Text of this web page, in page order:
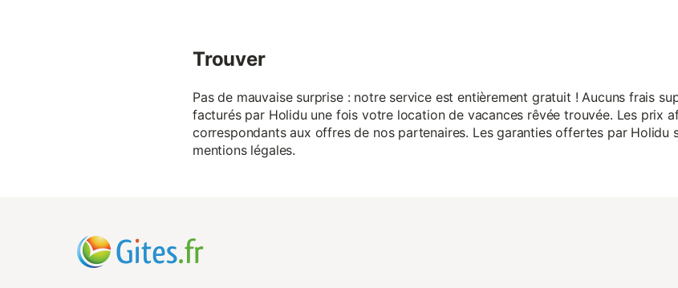
Trouver
Pas de mauvaise surprise : notre service est entièrement gratuit ! Aucuns frais
facturés par Holidu une fois votre location de vacances rêvée trouvée. Les prix
correspondants aux offres de nos partenaires. Les garanties offertes par Holidu
mentions légales.